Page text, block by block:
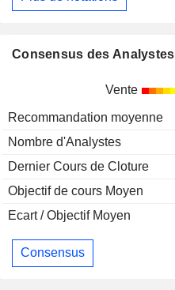
Consensus des Analystes
Vente
Recommandation moyenne
Nombre d'Analystes
Dernier Cours de Cloture
Objectif de cours Moyen
Ecart / Objectif Moyen
Consensus